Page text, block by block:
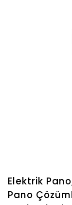
Elektrik
Pano